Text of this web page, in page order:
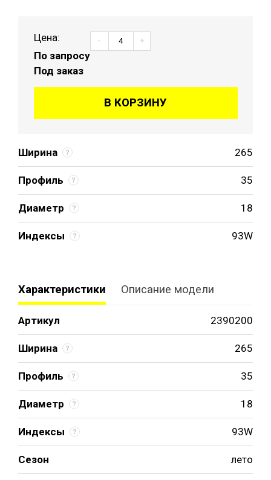
Ширина 265
Профиль 35
Диаметр 18
Индексы 93W
Цена:
По запросу
Под заказ
- +
В КОРЗИНУ
Характеристики Описание модели
Артикул 2390200
Ширина 265
Профиль 35
Диаметр 18
Индексы 93W
Сезон лето